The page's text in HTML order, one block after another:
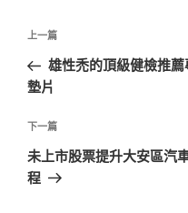
文
導
覽
上
一
篇
章
上一篇
雄性禿的頂級健檢推
墊片
下
一
篇
下一篇
未上市股票提升大安區汽
程